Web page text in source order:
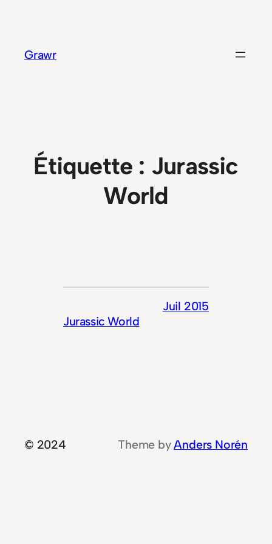
contenu
Grawr
Étiquette : Jurassic
World
Jurassic World
Juil 2015
© 2024 Theme byAnders Norén